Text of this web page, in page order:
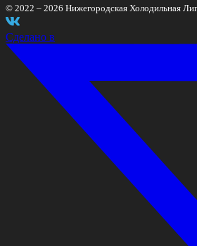
© 2022 – 2026 Нижегородская Холодильная
Сделано в